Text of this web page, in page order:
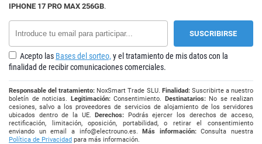
IPHONE 17 PRO MAX 256GB.
Acepto las Bases del sorteo, y el tratamiento de mis datos con la
finalidad de recibir comunicaciones comerciales.
Responsable del tratamiento: NoxSmart Trade SLU. Finalidad:Suscribirte a nuestro
boletín de noticias. Legitimación:Consentimiento. Destinatarios:No se realizan
cesiones, salvo a los proveedores de servicios de alojamiento de los servidores
ubicados dentro de la UE.Derechos: Podrás ejercer los derechos de acceso,
rectificación, limitación, oposición, portabilidad, o retirar el consentimiento
enviando un email a info@electrouno.es.Más información:Consulta nuestra
Política de Privacidad para más información.